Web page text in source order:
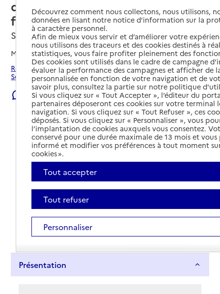
domicile – SSIAD - Croix-Rouge
française
Solignac, HAUTE-VIENNE
Mis à jour le23/07/2026
Rechercher les établissements et services autour de
Solignac.
Signaler une erreur
Présentation
Découvrez comment nous collectons, nous utilisons,
données en lisant notre notice d’information sur la
à caractère personnel.
Afin de mieux vous servir et d’améliorer votre
nous utilisons des traceurs et des cookies destinés à
statistiques, vous faire profiter pleinement des
Des cookies sont utilisés dans le cadre de campagne
évaluer la performance des campagnes et afficher de
personnalisée en fonction de votre navigation et de
savoir plus, consultez la partie sur notre politique
Si vous cliquez sur « Tout Accepter », l’éditeur du
partenaires déposeront ces cookies sur votre terminal
navigation. Si vous cliquez sur « Tout Refuser », ces
déposés. Si vous cliquez sur « Personnaliser », vous
l’implantation de cookies auxquels vous consentez.
conservé pour une durée maximale de 13 mois et
informé et modifier vos préférences à tout moment
cookies ».
Tout accepter
Tout refuser
Personnaliser